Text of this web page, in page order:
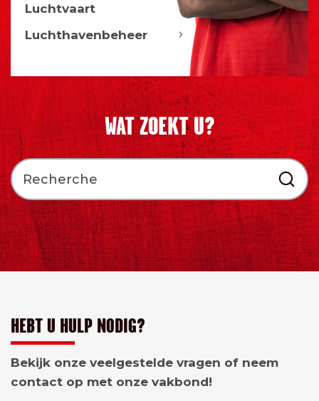
Luchtvaart
Luchthavenbeheer
WAT ZOEKT U?
HEBT U HULP NODIG?
Bekijk onze veelgestelde vragen of neem
contact op met onze vakbond!